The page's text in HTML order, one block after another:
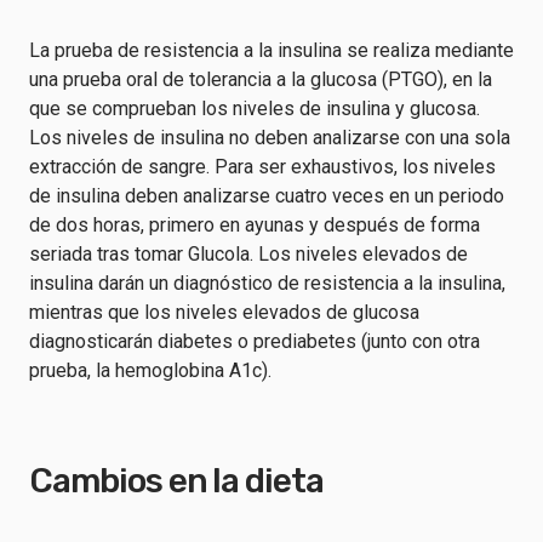
La prueba de resistencia a la insulina se realiza mediante
una prueba oral de tolerancia a la glucosa (PTGO), en la
que se comprueban los niveles de insulina y glucosa.
Los niveles de insulina no deben analizarse con una sola
extracción de sangre. Para ser exhaustivos, los niveles
de insulina deben analizarse cuatro veces en un periodo
de dos horas, primero en ayunas y después de forma
seriada tras tomar Glucola. Los niveles elevados de
insulina darán un diagnóstico de resistencia a la insulina,
mientras que los niveles elevados de glucosa
diagnosticarán diabetes o prediabetes (junto con otra
prueba, la hemoglobina A1c).
Cambios en la dieta